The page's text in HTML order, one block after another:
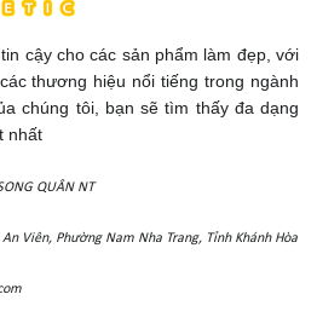
cậy cho các sản phẩm làm đẹp, với
thương hiệu nổi tiếng trong ngành
chúng tôi, bạn sẽ tìm thấy đa dạng
nhất
QUÂN NT
Viên, Phường Nam Nha Trang, Tỉnh Khánh Hòa